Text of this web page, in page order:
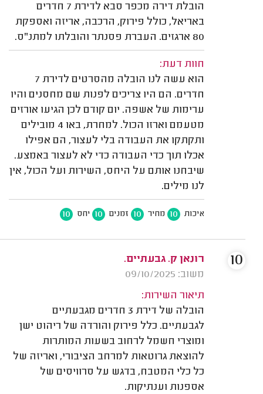
הובלת דירה מכפר סבא לדירת 7 חדרים
באריאל, כולל פירוק, הרכבה, אריזה ואספקת
80 ארגזים. העברת פסנתר והובלתו למתנ"ס.
חוות דעת:
הוא עשה לנו הובלה מהסרטים לדירת 7
חדרים. הם היו צריכים לפנות שם מחסנים והיו
ערימות של אשפה. יום קודם לכן הגיעו אורזים
מטעמם וארזו הכול. למחרת, באו 4 מובילים
ותקתקו את העבודה בלי לעצור, הם אפילו
אכלו תוך כדי העבודה כדי לא לעצור באמצע.
שיבחנו אותם על היחס, השירות ועל הכול, אין
לנו מילים.
איכות 10 מחיר 10 זמנים 10 יחס 10
רונאן ק. גבעתיים.
משוב: 09/10/2025
תיאור השירות:
הובלה של דירת 3 חדרים מגבעתיים
לגבעתיים. כלל פירוק והורדה של ריהוט ישן
ומוצרי חשמל לרחוב בשעות המותרות
להוצאת גרוטאות למרחב הציבורי, ואריזה של
כל כלי המטבח, בדגש על סרוויסים של
אספנות וענתיקות.
10